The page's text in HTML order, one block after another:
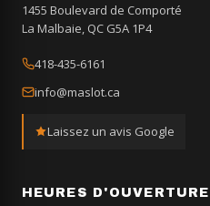
1455 Boulevard de Comporté
La Malbaie, QC G5A 1P4
418-435-6161
info@maslot.ca
Laissez un avis Google
HEURES D'OUVERTURE